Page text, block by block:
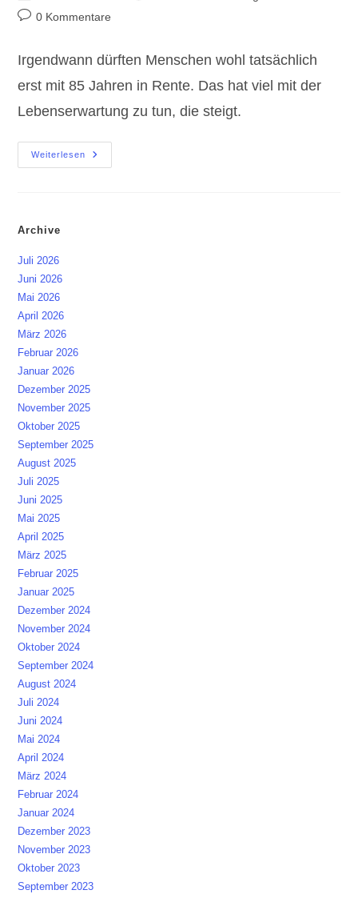
Autor:
Beitrags-
0 Kommentare
Irgendwann dürften Menschen wohl tatsächlich
erst mit 85 Jahren in Rente. Das hat viel mit der
Lebenserwartung zu tun, die steigt.
Weiterlesen
Rente
Mit
Archive
Juli 2026
Juni 2026
Mai 2026
April 2026
März 2026
Februar 2026
Januar 2026
Dezember 2025
November 2025
Oktober 2025
September 2025
August 2025
Juli 2025
Juni 2025
Mai 2025
April 2025
März 2025
Februar 2025
Januar 2025
Dezember 2024
November 2024
Oktober 2024
September 2024
August 2024
Juli 2024
Juni 2024
Mai 2024
April 2024
März 2024
Februar 2024
Januar 2024
Dezember 2023
November 2023
Oktober 2023
September 2023